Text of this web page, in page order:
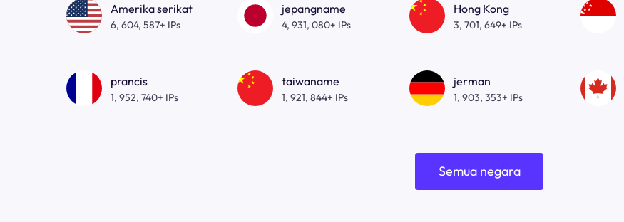
Amerika serikat
6, 604, 587+ IPs
jepangname
4, 931, 080+ IPs
Hong Kong
3, 701, 649+ IPs
prancis
1, 952, 740+ IPs
taiwaname
1, 921, 844+ IPs
jerman
1, 903, 353+ IPs
Semua negara